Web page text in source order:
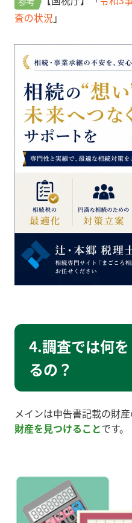
査の状況 」
4.調査では何
るの？
メインは申告書記載の財産
財産を見つけることです。